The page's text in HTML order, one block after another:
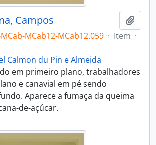
Campos
MCab-MCab12-MCab12.059 · Item ·
Calmon du Pin e Almeida
em primeiro plano, trabalhadores
e canavial em pé sendo
Aparece a fumaça da queima
de-açúcar.